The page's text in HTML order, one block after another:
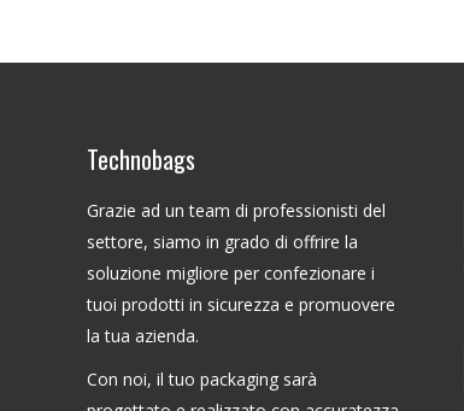
Technobags
Grazie ad un team di professionisti del
settore, siamo in grado di offrire la
soluzione migliore per confezionare i
tuoi prodotti in sicurezza e promuovere
la tua azienda.
Con noi, il tuo packaging sarà